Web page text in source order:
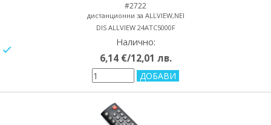
#2722
дистанционни за ALLVIEW,NEI
DIS ALLVIEW 24ATC5000F
Налично:
6,14 €/12,01 лв.